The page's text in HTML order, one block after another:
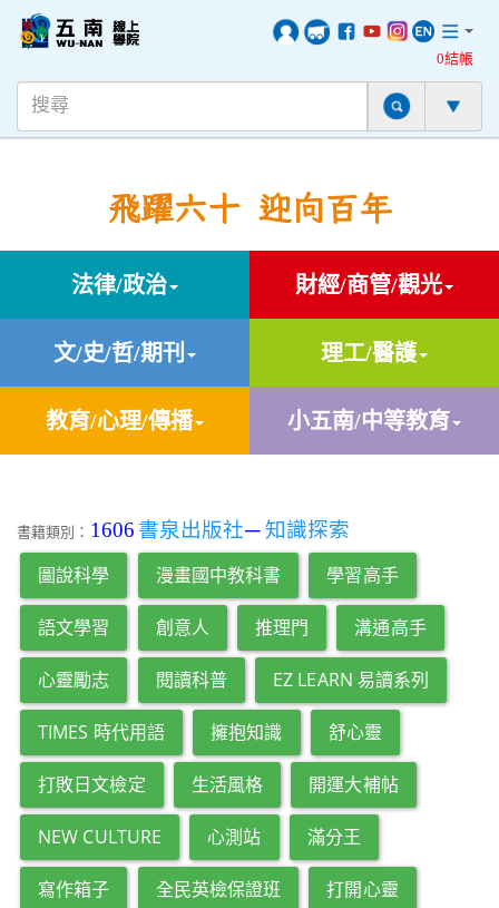
0結帳
飛躍六十 迎向百年
法律/政治 財經/商管/觀光
文/史/哲/期刊 理工/醫護
教育/心理/傳播 小五南/中等教育
書籍類別： 1606 書泉出版社─知識探索
圖說科學 漫畫國中教科書 學習高手
語文學習 創意人 推理門 溝通高手
心靈勵志 閱讀科普 EZ LEARN 易讀系列
TIMES 時代用語 擁抱知識 舒心靈
打敗日文檢定 生活風格 開運大補帖
NEW CULTURE 心測站 滿分王
寫作箱子 全民英檢保證班 打開心靈